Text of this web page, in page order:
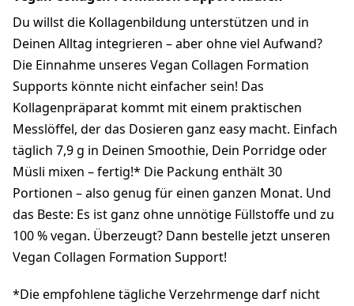
Du willst die Kollagenbildung unterstützen und in
Deinen Alltag integrieren – aber ohne viel Aufwand?
Die Einnahme unseres Vegan Collagen Formation
Supports könnte nicht einfacher sein! Das
Kollagenpräparat kommt mit einem praktischen
Messlöffel, der das Dosieren ganz easy macht. Einfach
täglich 7,9 g in Deinen Smoothie, Dein Porridge oder
Müsli mixen – fertig!* Die Packung enthält 30
Portionen – also genug für einen ganzen Monat. Und
das Beste: Es ist ganz ohne unnötige Füllstoffe und zu
100 % vegan. Überzeugt? Dann bestelle jetzt unseren
Vegan Collagen Formation Support!
*Die empfohlene tägliche Verzehrmenge darf nicht